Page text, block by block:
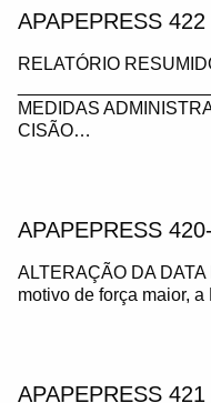
APAPEPRESS 422
RELATÓRIO
MEDIDAS
CISÃO…
APAPEPRESS
ALTERAÇÃO DA
motivo de força maior,
APAPEPRESS 421